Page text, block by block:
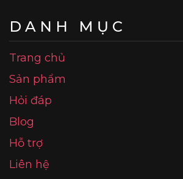
DANH MỤC
Trang chủ
Sản phẩm
Hỏi đáp
Blog
Hỗ trợ
Liên hệ